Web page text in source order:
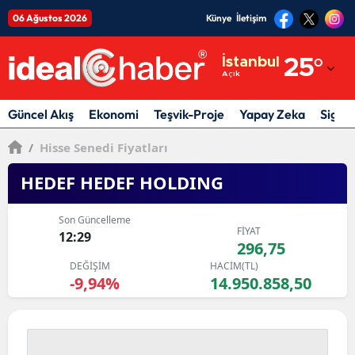
06 Ağustos 2026 Künye İletişim
İstanbul
Açık 25°
Adıyaman
Afyonkarahisar
Antalya
Artvin
Güncel Akış Ekonomi Teşvik-Proje Yapay Zeka
/ Hisse Senedi Fiyatları
HEDEF HEDEF HOLDING
Son Güncelleme
12:29 FİYAT
296,75
DEĞİŞİM
-9,94%
HACİM(TL)
14.950.858,50